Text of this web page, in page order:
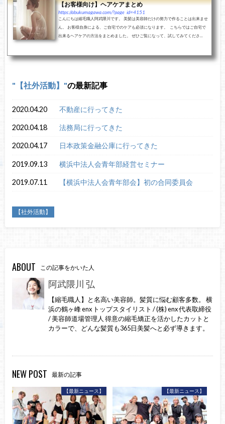
【お客様向け】ヘアケアまとめ
https://abukumagawa.com/?page_id=4151
こんにちは縮毛職人阿武隈川です。 美髪は美容師だけの努力で作ることは出来ませ
ん。 お客様自身による、ご自宅でのケアも必須になります。 こちらではご自宅で
出来るヘアケアの方法をまとめました。 ぜひご覧になって、試してみてくださ...
【社外活動】 の最新記事
2020.04.20 不動産に行ってきた
2020.04.18 法務局に行ってきた
2020.04.17 日本政策金融公庫に行ってきた
2019.09.13 横浜中法人会青年部経営セミナー
2019.07.11 【横浜中法人会青年部会】初の合同委員会
【社外活動】
ABOUT この記事をかいた人
阿武隈川 弘
【縮毛職人】と名高い美容師。髪質に悩む顧客多数。 横
浜の鶴ヶ峰 enx トップスタイリスト / (株) enx 代表取締役
/ 美容師道場管理人 得意の縮毛矯正を活かしたカットと
カラーで、どんな髪質も365日美髪へと必ず導きます。
NEW POST 最新の記事
【最新ニュース】 【最新ニュース】